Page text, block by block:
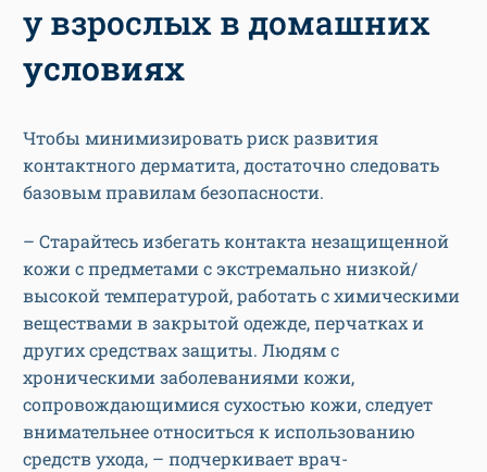
у взрослых в домашних
условиях
Чтобы минимизировать риск развития
контактного дерматита, достаточно следовать
базовым правилам безопасности.
– Старайтесь избегать контакта незащищенной
кожи с предметами с экстремально низкой/
высокой температурой, работать с химическими
веществами в закрытой одежде, перчатках и
других средствах защиты. Людям с
хроническими заболеваниями кожи,
сопровождающимися сухостью кожи, следует
внимательнее относиться к использованию
средств ухода, – подчеркивает врач-